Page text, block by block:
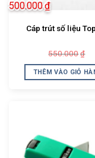
Cáp trút số liệu
550.000 ₫
500.000₫
THÊM VÀO GIỎ